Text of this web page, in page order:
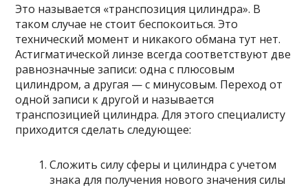
Это называется «транспозиция цилиндра». В
таком случае не стоит беспокоиться. Это
технический момент и никакого обмана тут нет.
Астигматической линзе всегда соответствуют две
равнозначные записи: одна с плюсовым
цилиндром, а другая — с минусовым. Переход от
одной записи к другой и называется
транспозицией цилиндра. Для этого специалисту
приходится сделать следующее:
Сложить силу сферы и цилиндра с учетом
знака для получения нового значения силы